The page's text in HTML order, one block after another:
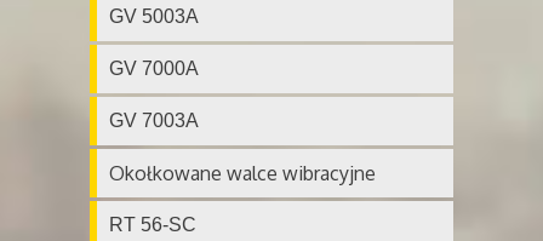
GV 5003A
GV 7000A
GV 7003A
Okołkowane walce wibracyjne
RT 56-SC